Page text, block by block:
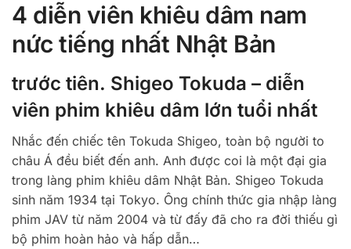
4 diễn viên khiêu dâm nam
nức tiếng nhất Nhật Bản
trước tiên. Shigeo Tokuda – diễn
viên phim khiêu dâm lớn tuổi nhất
Nhắc đến chiếc tên Tokuda Shigeo, toàn bộ người to
châu Á đều biết đến anh. Anh được coi là một đại gia
trong làng phim khiêu dâm Nhật Bản. Shigeo Tokuda
sinh năm 1934 tại Tokyo. Ông chính thức gia nhập làng
phim JAV từ năm 2004 và từ đấy đã cho ra đời thiếu gì
bộ phim hoàn hảo và hấp dẫn…